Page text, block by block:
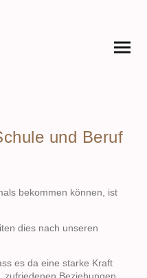
und Beruf
bekommen können, ist
dies nach unseren
es da eine starke Kraft